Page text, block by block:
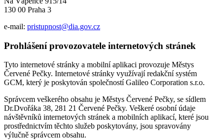
130 00 Praha 3
e-mail: pristupnost@dia.gov.cz
Prohlášení provozovatele internetových stránek
Tyto internetové stránky a mobilní aplikaci provozuje Městys
Červené Pečky. Internetové stránky využívají redakční systém
GCM, který je poskytován společností Galileo Corporation s.r.o.
Správcem veškerého obsahu je Městys Červené Pečky, se sídlem
Dr.Dvořáka 38, 281 21 Červené Pečky. Veškeré osobní údaje
návštěvníků internetových stránek a mobilních aplikací, které jsou
prostřednictvím těchto služeb poskytovány, jsou spravovány
výlučně správcem obsahu.